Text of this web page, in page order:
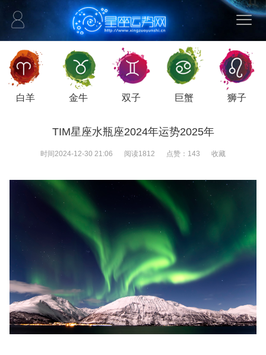
白羊 金牛 双子 巨蟹 狮子
TIM星座水瓶座2024年运势2025年
时间2024-12-30 21:06 阅读1812 点赞： 143 收藏